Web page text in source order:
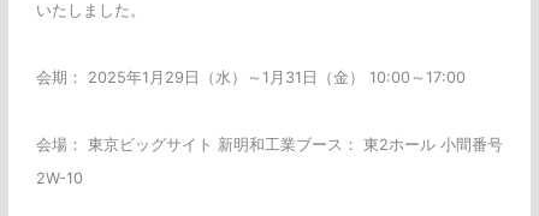
いたしました。
会期： 2025年1月29日（水）～1月31日（金） 10:00～17:00
会場： 東京ビッグサイト 新明和工業ブース： 東2ホール 小間番号
2W-10